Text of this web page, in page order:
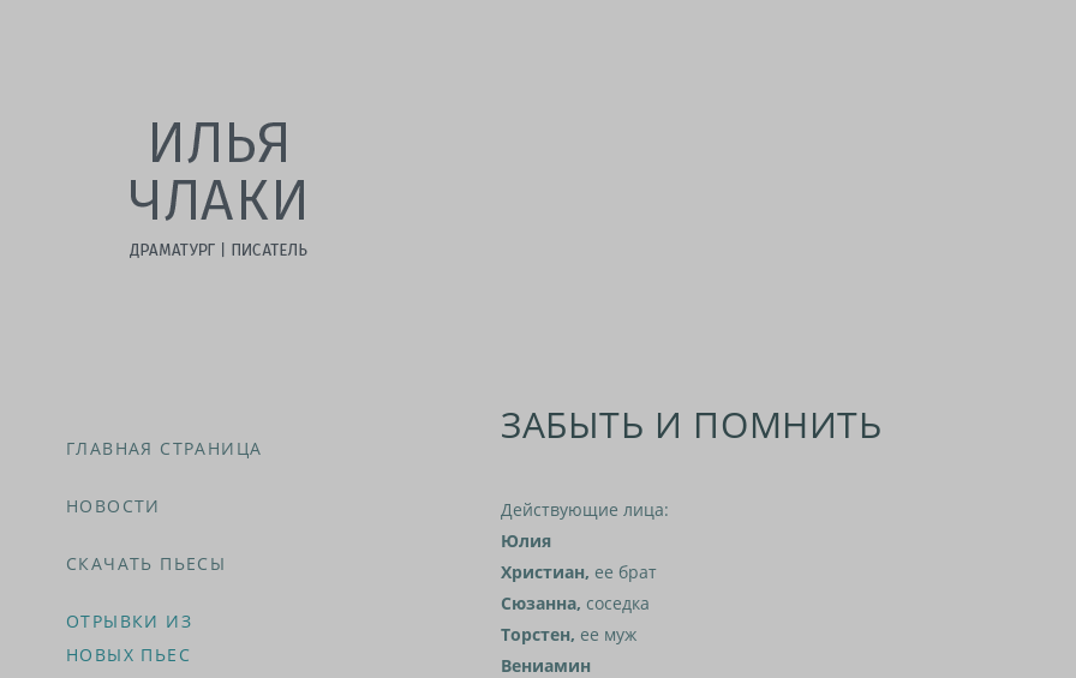
ГЛАВНАЯ СТРАНИЦА
НОВОСТИ
СКАЧАТЬ ПЬЕСЫ
ОТРЫВКИ ИЗ
НОВЫХ ПЬЕС
ЗАБЫТЬ И ПОМНИТЬ
Действующие лица:
Юлия
Христиан, ее брат
Сюзанна, соседка
Торстен, ее муж
Вениамин